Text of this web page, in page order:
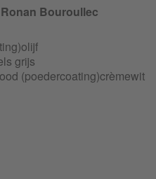
Ronan Bouroullec
olijf
grijs
(poedercoating)crèmewit